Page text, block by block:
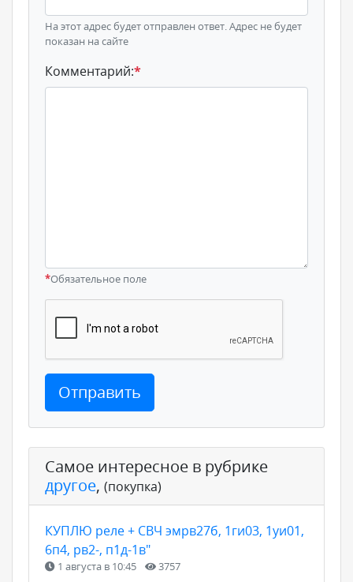
На этот адрес будет отправлен ответ. Адрес не будет
показан на сайте
Комментарий:*
*Обязательное поле
Отправить
Самое интересное в рубрике
другое, (покупка)
КУПЛЮ реле + СВЧ эмрв27б, 1ги03, 1уи01,
6п4, рв2-, п1д-1в"
1 августа в 10:45 3757